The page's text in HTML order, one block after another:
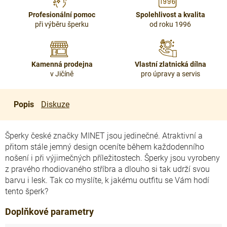
Profesionální pomoc
při výběru šperku
Spolehlivost a kvalita
od roku 1996
Kamenná prodejna
v Jičíně
Vlastní zlatnická dílna
pro úpravy a servis
Popis Diskuze
Šperky české značky MINET jsou jedinečné. Atraktivní a
přitom stále jemný design oceníte během každodenního
nošení i při výjimečných příležitostech. Šperky jsou vyrobeny
z pravého rhodiovaného stříbra a dlouho si tak udrží svou
barvu i lesk. Tak co myslíte, k jakému outfitu se Vám hodí
tento šperk?
Doplňkové parametry